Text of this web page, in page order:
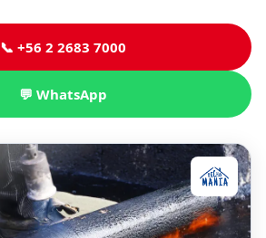
📞 +56 2 2683 7000
💬 WhatsApp